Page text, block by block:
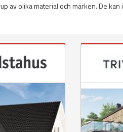
av olika material och märken. De